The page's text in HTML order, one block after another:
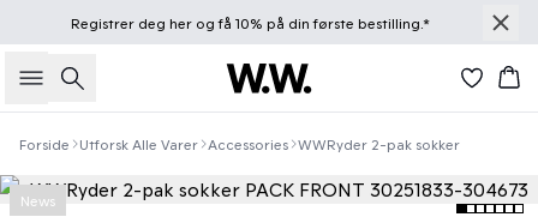
Registrer deg herog få 10% på din første bestilling.*
Søk
Forside Utforsk Alle Varer Accessories WWRyder 2-pak sokker
News